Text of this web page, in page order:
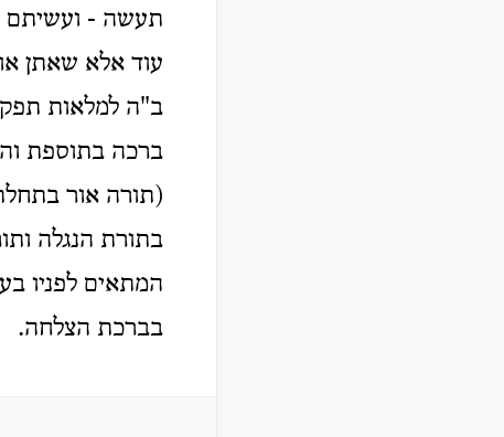
תעשה - ועשיתם
עוד אלא שאתן
ב"ה למלאות
ברכה בתוספת
(תורה אור
בתורת הנגלה
המתאים לפניו
בברכת הצלחה.